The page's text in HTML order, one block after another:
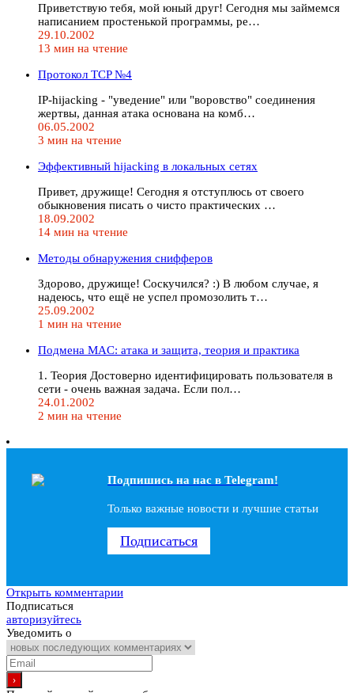
Приветствую тебя, мой юный друг! Сегодня мы займемся
написанием простенькой программы, ре…
29.10.2002
13 мин на чтение
Протокол TCP №4
IP-hijacking - "уведение" или "воровство" соединения
жертвы, данная атака основана на комб…
06.05.2002
3 мин на чтение
Эффективный hijacking в локальных сетях
Привет, дружище! Сегодня я отступлюсь от своего
обыкновения писать о чисто практических …
18.09.2002
14 мин на чтение
Методы обнаружения снифферов
Здорово, дружище! Соскучился? :) В любом случае, я
надеюсь, что ещё не успел промозолить т…
25.09.2002
1 мин на чтение
Подмена MAC: атака и защита, теория и практика
1. Теория Достоверно идентифицировать пользователя в
сети - очень важная задача. Если пол…
24.01.2002
2 мин на чтение
Подпишись на наc в Telegram!
Только важные новости и лучшие статьи
Подписаться
Открыть комментарии
Подписаться
авторизуйтесь
Уведомить о